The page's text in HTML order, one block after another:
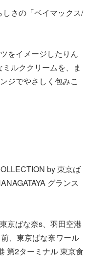
さの「ベイマックス/
をイメージしたりん
ルククリームを、ま
ジでやさしく包みこ
by 東京ば
グランス
京ばな奈s、羽田空港
、東京ばな奈ワール
第2ターミナル 東京食